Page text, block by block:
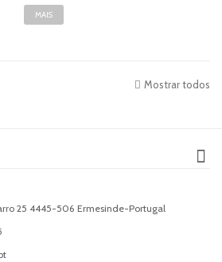
MAIS
Mostrar todos
25 4445-506 Ermesinde-Portugal